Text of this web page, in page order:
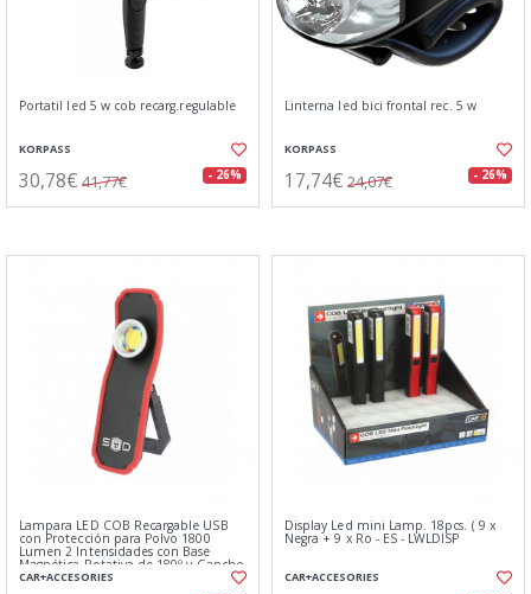
Portatil led 5 w cob recarg.regulable
KORPASS
30,78€ 41,77€ - 26%
Linterna led bici frontal rec. 5 w
KORPASS
17,74€ 24,07€ - 26%
Lampara LED COB Recargable USB
con Protección para Polvo 1800
Lumen 2 Intensidades con Base
Magnética Rotativa de 180º y Gancho
CAR+ACCESORIES
Display Led mini Lamp. 18pcs. ( 9 x
Negra + 9 x Ro - ES - LWLDISP
CAR+ACCESORIES